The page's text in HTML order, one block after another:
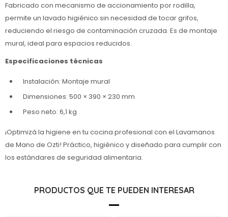
Fabricado con mecanismo de accionamiento por rodilla,
permite un lavado higiénico sin necesidad de tocar grifos,
reduciendo el riesgo de contaminación cruzada. Es de montaje
mural, ideal para espacios reducidos.
Especificaciones técnicas
Instalación: Montaje mural
Dimensiones: 500 × 390 × 230 mm
Peso neto: 6,1 kg
¡Optimizá la higiene en tu cocina profesional con el Lavamanos
de Mano de Ozti! Práctico, higiénico y diseñado para cumplir con
los estándares de seguridad alimentaria.
PRODUCTOS QUE TE PUEDEN INTERESAR